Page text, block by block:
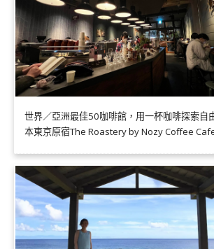
世界／亞洲最佳50咖啡館，用一杯咖啡探索自
本東京原宿The Roastery by Nozy Coffee